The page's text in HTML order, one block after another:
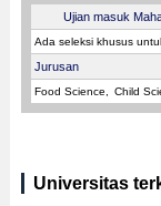
Ujian masuk
Ada seleksi khusus
Jurusan
Food Science Child
Universitas